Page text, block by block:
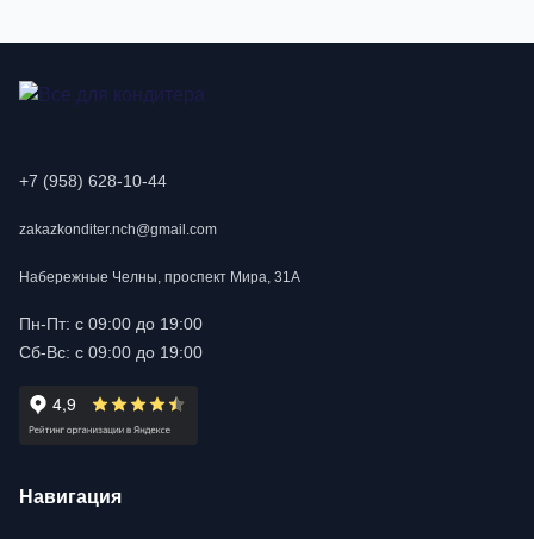
+7 (958) 628-10-44
zakazkonditer.nch@gmail.com
Набережные Челны, проспект Мира, 31А
Пн-Пт: с 09:00 до 19:00
Сб-Вс: с 09:00 до 19:00
Навигация